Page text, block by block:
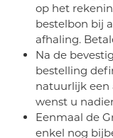
op het
bestelbon bij
afhaling.
Na de
bestelling
natuurlijk een
wenst u
Eenmaal de
enkel nog